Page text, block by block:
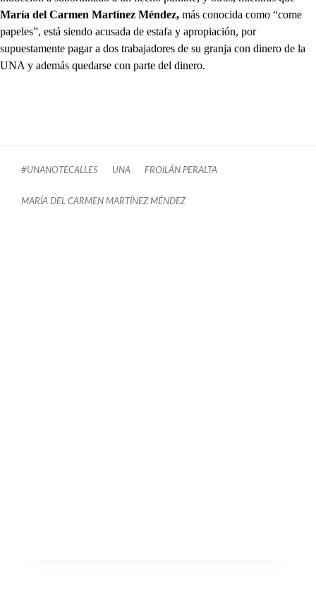
María del Carmen Martínez Méndez, más conocida como “come
papeles”, está siendo acusada de estafa y apropiación, por
supuestamente pagar a dos trabajadores de su granja con dinero de la
UNA y además quedarse con parte del dinero.
#UNANOTECALLES UNA FROILÁN PERALTA
MARÍA DEL CARMEN MARTÍNEZ MÉNDEZ